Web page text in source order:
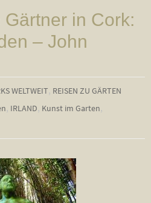
Gärtner in Cork:
– John
WELTWEIT, REISEN ZU GÄRTEN
, IRLAND, Kunst im Garten,